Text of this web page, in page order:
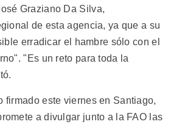
Graziano Da Silva,
de esta agencia, ya que a su
erradicar el hambre sólo con el
"Es un reto para toda la
firmado este viernes en Santiago,
a divulgar junto a la FAO las